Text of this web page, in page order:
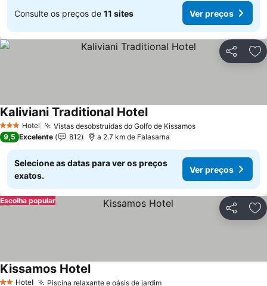
Consulte os preços de 11 sites Ver preços
Partilhar
3 EstrelasHotel Vistas desobstruídas do Golfo de Kissamos
Kaliviani Traditional Hotel
9,5 Excelente 812 a 2.7 km de Falasarna
Selecione as datas para ver os preços
exatos.
Ver preços
Partilhar
Escolha popular
Hotel Piscina relaxante e oásis de jardim
Kissamos Hotel